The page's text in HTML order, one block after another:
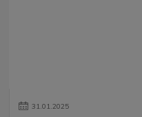
31.01.2025